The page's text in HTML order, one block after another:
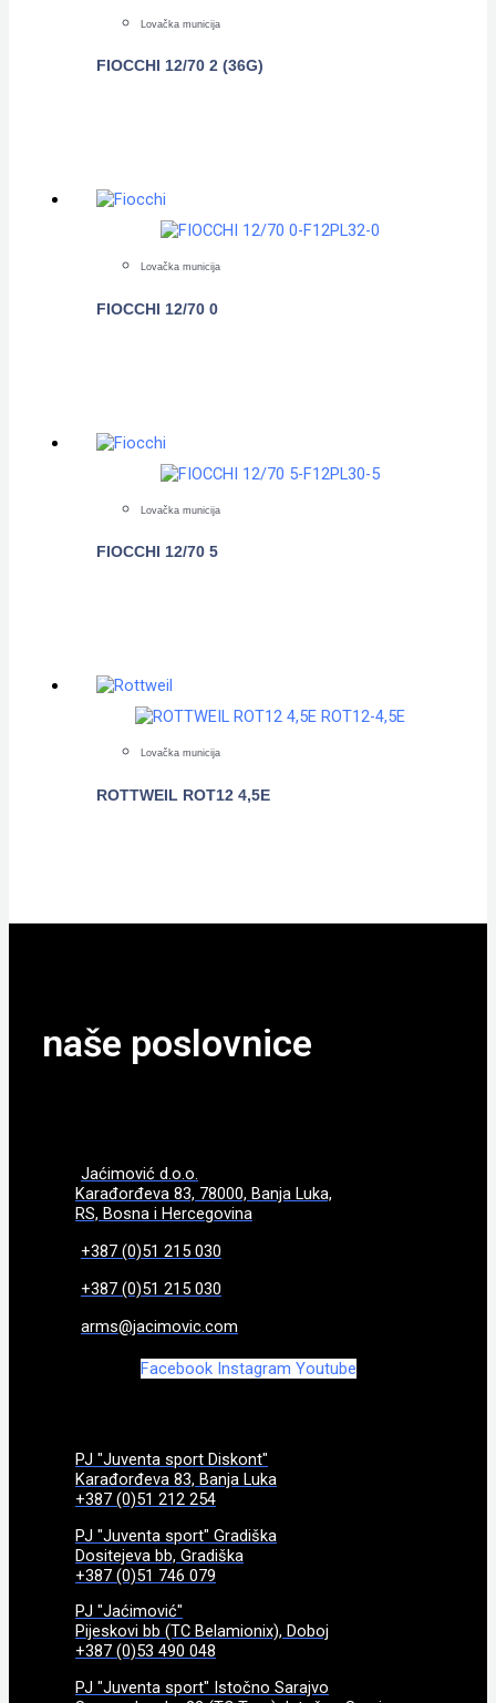
Lovačka municija
FIOCCHI 12/70 2 (36G)
Lovačka municija
FIOCCHI 12/70 0
Lovačka municija
FIOCCHI 12/70 5
Lovačka municija
ROTTWEIL ROT12 4,5E
naše poslovnice
Jaćimović d.o.o.
Karađorđeva 83, 78000, Banja Luka,
RS, Bosna i Hercegovina
+387 (0)51 215 030
+387 (0)51 215 030
arms@jacimovic.com
Facebook Instagram Youtube
PJ "Juventa sport Diskont"
Karađorđeva 83, Banja Luka
+387 (0)51 212 254
PJ "Juventa sport" Gradiška
Dositejeva bb, Gradiška
+387 (0)51 746 079
PJ "Jaćimović"
Pijeskovi bb (TC Belamionix), Doboj
+387 (0)53 490 048
PJ "Juventa sport" Istočno Sarajvo